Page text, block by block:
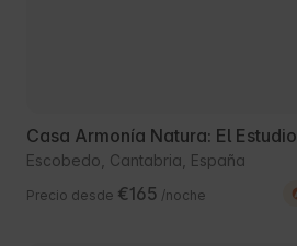
Casa Armonía Natura: El Estudio
Escobedo, Cantabria, España
Precio desde €165 /noche